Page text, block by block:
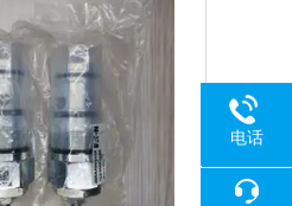
电话